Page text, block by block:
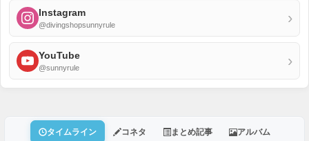
Instagram
@divingshopsunnyrule ›
YouTube
@sunnyrule ›
タイムライン コネタ まとめ記事 アルバム